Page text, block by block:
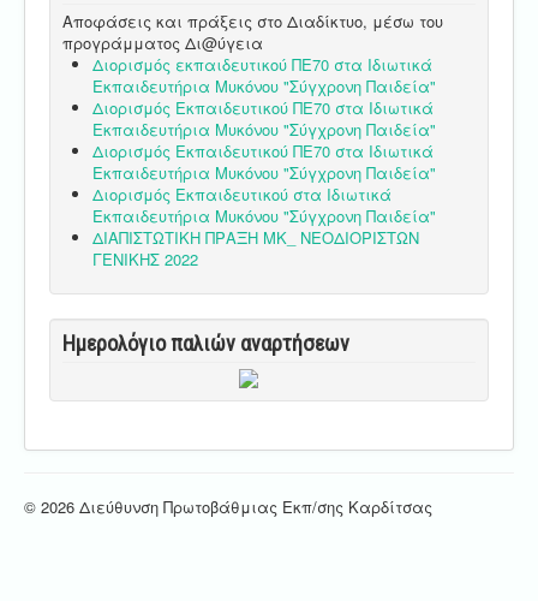
Αποφάσεις και πράξεις στο Διαδίκτυο, μέσω του
προγράμματος Δι@ύγεια
Διορισμός εκπαιδευτικού ΠΕ70 στα Ιδιωτικά
Εκπαιδευτήρια Μυκόνου "Σύγχρονη Παιδεία"
Διορισμός Εκπαιδευτικού ΠΕ70 στα Ιδιωτικά
Εκπαιδευτήρια Μυκόνου "Σύγχρονη Παιδεία"
Διορισμός Εκπαιδευτικού ΠΕ70 στα Ιδιωτικά
Εκπαιδευτήρια Μυκόνου "Σύγχρονη Παιδεία"
Διορισμός Εκπαιδευτικού στα Ιδιωτικά
Εκπαιδευτήρια Μυκόνου "Σύγχρονη Παιδεία"
ΔΙΑΠΙΣΤΩΤΙΚΗ ΠΡΑΞΗ ΜΚ_ ΝΕΟΔΙΟΡΙΣΤΩΝ
ΓΕΝΙΚΗΣ 2022
Ημερολόγιο παλιών αναρτήσεων
© 2026 Διεύθυνση Πρωτοβάθμιας Εκπ/σης Καρδίτσας